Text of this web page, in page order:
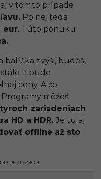
aj v tomto prípade
Po nej teda
eur. Túto ponuku
balíčka zvýši, budeš,
stále ti bude
ceny. A čo
môžeš
zariadeniach
HD a HDR. Je tu aj
offline až sto
REKLAMOU